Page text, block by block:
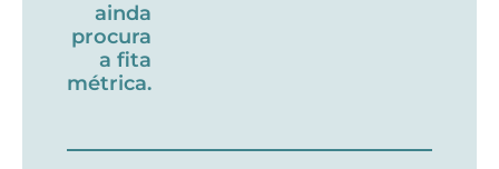
ainda
procura
a fita
métrica.